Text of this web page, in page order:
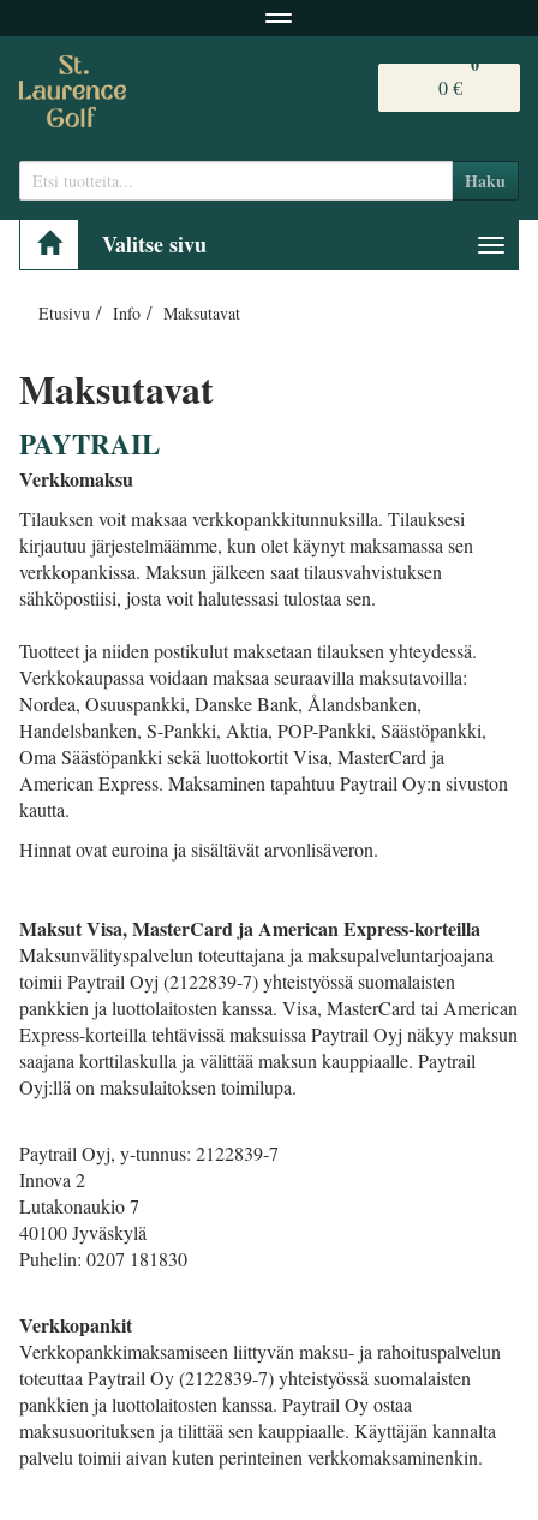
Navigaatio
0 €
0
Haku
Valitse sivu
Etusivu Info Maksutavat
Maksutavat
PAYTRAIL
Verkkomaksu
Tilauksen voit maksaa verkkopankkitunnuksilla. Tilauksesi
kirjautuu järjestelmäämme, kun olet käynyt maksamassa sen
verkkopankissa. Maksun jälkeen saat tilausvahvistuksen
sähköpostiisi, josta voit halutessasi tulostaa sen.
Tuotteet ja niiden postikulut maksetaan tilauksen yhteydessä.
Verkkokaupassa voidaan maksaa seuraavilla maksutavoilla:
Nordea, Osuuspankki, Danske Bank, Ålandsbanken,
Handelsbanken, S-Pankki, Aktia, POP-Pankki, Säästöpankki,
Oma Säästöpankki sekä luottokortit Visa, MasterCard ja
American Express. Maksaminen tapahtuu Paytrail Oy:n sivuston
kautta.
Hinnat ovat euroina ja sisältävät arvonlisäveron.
Maksut Visa, MasterCard ja American Express-korteilla
Maksunvälityspalvelun toteuttajana ja maksupalveluntarjoajana
toimii Paytrail Oyj (2122839-7) yhteistyössä suomalaisten
pankkien ja luottolaitosten kanssa. Visa, MasterCard tai American
Express-korteilla tehtävissä maksuissa Paytrail Oyj näkyy maksun
saajana korttilaskulla ja välittää maksun kauppiaalle. Paytrail
Oyj:llä on maksulaitoksen toimilupa.
Paytrail Oyj, y-tunnus: 2122839-7
Innova 2
Lutakonaukio 7
40100 Jyväskylä
Puhelin: 0207 181830
Verkkopankit
Verkkopankkimaksamiseen liittyvän maksu- ja rahoituspalvelun
toteuttaa Paytrail Oy (2122839-7) yhteistyössä suomalaisten
pankkien ja luottolaitosten kanssa. Paytrail Oy ostaa
maksusuorituksen ja tilittää sen kauppiaalle. Käyttäjän kannalta
palvelu toimii aivan kuten perinteinen verkkomaksaminenkin.